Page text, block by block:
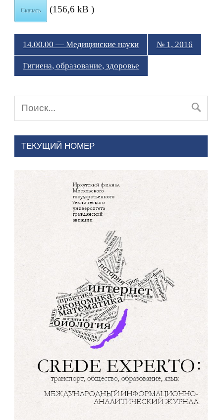
Скачать (156,6 kB )
14.00.00 — Медицинские науки № 1, 2016
Гигиена, образование, здоровье
ТЕКУЩИЙ НОМЕР